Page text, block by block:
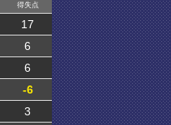
得失点
17
6
6
-6
3